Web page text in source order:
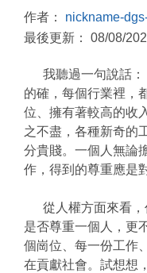
作者： nickname-
最後更新： 08/08/
我聽過一句說話：
的確，每個行業裡，
位、擁有著較高的收
之不盡，各種新奇的
分貴賤。一個人無論
作，得到的尊重應是
從人權方面來看，
是否尊重一個人，更
個崗位、每一份工作
在貢獻社會。試想想